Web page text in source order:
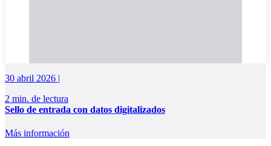
30 abril 2026 |
2 min. de lectura
Sello de entrada con datos digitalizados
Más información